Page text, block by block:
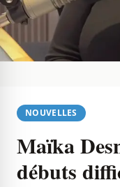
NOUVELLES
Maïka
débuts